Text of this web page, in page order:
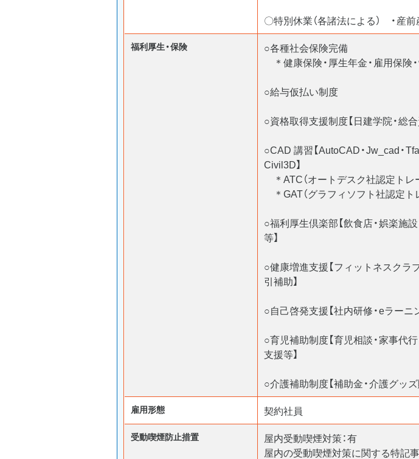
〇特別休業（各諸法による） ・産
福利厚生・保険
○各種社会保険完備
＊健康保険・厚生年金・雇用保険
○給与仮払い制度
○資格取得支援制度【日建学院・総
○CAD 講習【AutoCAD・Jw_cad・
Civil3D】
＊ATC（オートデスク社認定トレ
＊GAT（グラフィソフト社認定ト
○福利厚生倶楽部【飲食店・娯楽施
等】
○健康増進支援【フィットネスクラ
引補助】
○自己啓発支援【社内研修・eラーニ
○育児補助制度【育児相談・家事代
支援等】
○介護補助制度【補助金・介護グッズ
雇用形態 契約社員
受動喫煙防⽌措置
屋内受動喫煙対策：有
屋内の受動喫煙対策に関する特記